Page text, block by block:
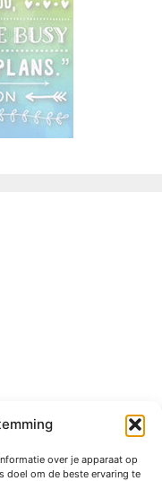
over je apparaat op
doel om de beste ervaring te